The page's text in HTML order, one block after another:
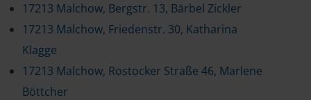
17213 Malchow, Bergstr. 13, Bärbel Zickler
17213 Malchow, Friedenstr. 30, Katharina
Klagge
17213 Malchow, Rostocker Straße 46, Marlene
Böttcher